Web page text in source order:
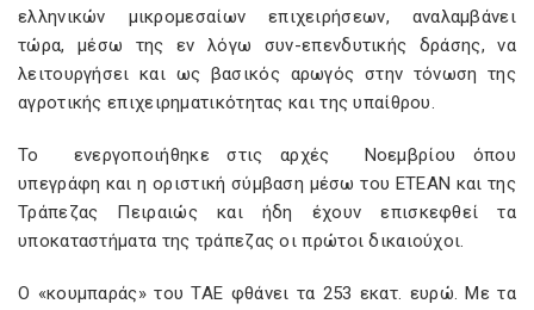
ελληνικών μικρομεσαίων επιχειρήσεων, αναλαμβάνει
τώρα, μέσω της εν λόγω συν-επενδυτικής δράσης, να
λειτουργήσει και ως βασικός αρωγός στην τόνωση της
αγροτικής επιχειρηματικότητας και της υπαίθρου.
Το ενεργοποιήθηκε στις αρχές Νοεμβρίου όπου
υπεγράφη και η οριστική σύμβαση μέσω του ΕΤΕΑΝ και της
Τράπεζας Πειραιώς και ήδη έχουν επισκεφθεί τα
υποκαταστήματα της τράπεζας οι πρώτοι δικαιούχοι.
Ο «κουμπαράς» του ΤΑΕ φθάνει τα 253 εκατ. ευρώ. Με τα